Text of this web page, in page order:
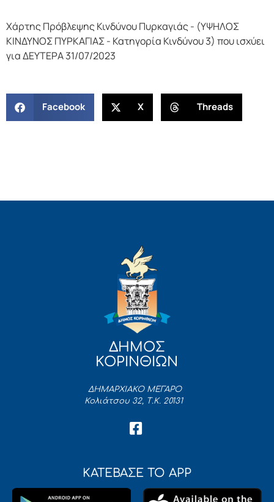
Χάρτης Πρόβλεψης Κινδύνου Πυρκαγιάς - (ΥΨΗΛΟΣ
ΚΙΝΔΥΝΟΣ ΠΥΡΚΑΓΙΑΣ - Κατηγορία Κινδύνου 3) που ισχύει
για ΔΕΥΤΕΡΑ 31/07/2023
Facebook X Threads
ΔΗΜΟΣ
ΚΟΡΙΝΘΙΩΝ
ΔΗΜΑΡΧΙΑΚΟ ΜΕΓΑΡΟ
Κολιάτσου 32, Τ.Κ. 20131
ΚΑΤΕΒΑΣΕ ΤΟ APP